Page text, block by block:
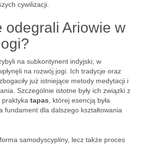
cywilizacji.
odegrali Ariowie w
na subkontynent indyjski, w
na rozwój jogi. Ich tradycje oraz
już istniejące metody medytacji i
Szczególnie istotne były ich związki z
tapas , której esencją była
fundament dla dalszego kształtowania
samodyscypliny, lecz także proces